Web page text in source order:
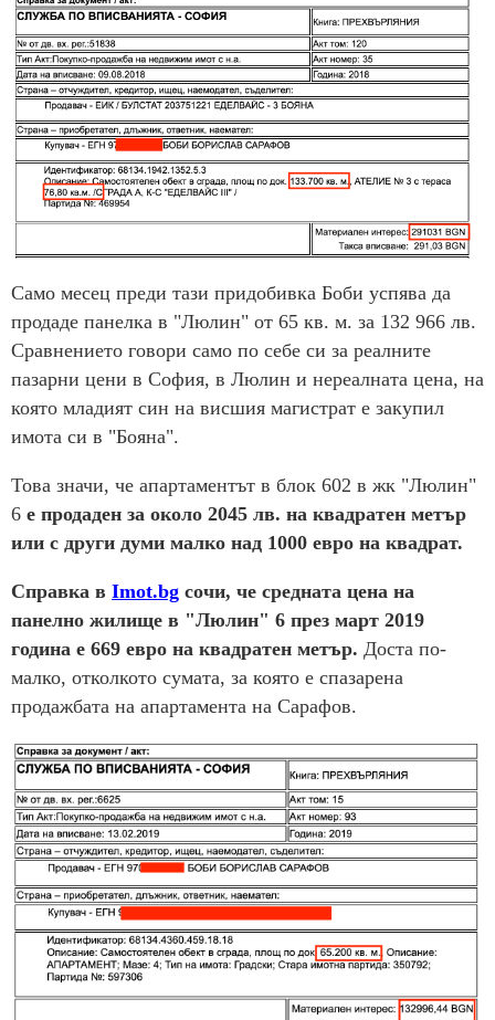
Само месец преди тази придобивка Боби успява да
продаде панелка в "Люлин" от 65 кв. м. за 132 966 лв.
Сравнението говори само по себе си за реалните
пазарни цени в София, в Люлин и нереалната цена, на
която младият син на висшия магистрат е закупил
имота си в "Бояна".
Това значи, че апартаментът в блок 602 в жк "Люлин"
6 е продаден за около 2045 лв. на квадратен метър
или с други думи малко над 1000 евро на квадрат.
Справка в Imot.bg сочи, че средната цена на
панелно жилище в "Люлин" 6 през март 2019
година е 669 евро на квадратен метър. Доста по-
малко, отколкото сумата, за която е спазарена
продажбата на апартамента на Сарафов.